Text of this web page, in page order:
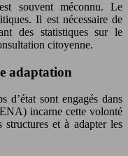
souvent méconnu. Le
Il est nécessaire de
des statistiques sur le
citoyenne.
adaptation
d’état sont engagés dans
incarne cette volonté
et à adapter les